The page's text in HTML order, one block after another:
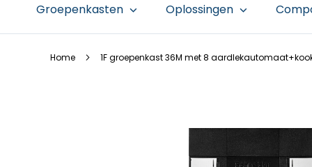
Groepenkasten Oplossingen
Home 1F groepenkast 36M met 8